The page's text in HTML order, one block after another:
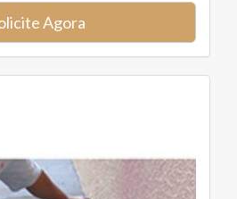
Agora